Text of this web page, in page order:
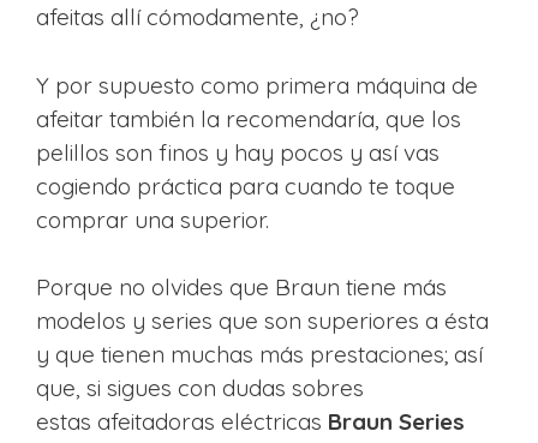
afeitas allí cómodamente, ¿no?
Y por supuesto como primera máquina de
afeitar también la recomendaría, que los
pelillos son finos y hay pocos y así vas
cogiendo práctica para cuando te toque
comprar una superior.
Porque no olvides que Braun tiene más
modelos y series que son superiores a ésta
y que tienen muchas más prestaciones; así
que, si sigues con dudas sobres
estas afeitadoras eléctricas Braun Series